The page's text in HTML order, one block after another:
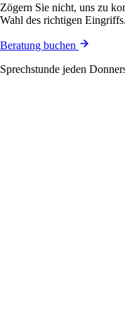
Zögern Sie nicht, uns zu
Wahl des richtigen Eingriffs.
Beratung buchen
Sprechstunde jeden